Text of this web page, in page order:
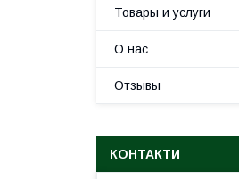
Товары и услуги
О нас
Отзывы
КОНТАКТИ